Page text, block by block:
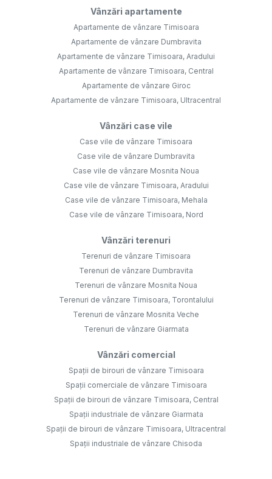
Vânzări apartamente
Apartamente de vânzare Timisoara
Apartamente de vânzare Dumbravita
Apartamente de vânzare Timisoara, Aradului
Apartamente de vânzare Timisoara, Central
Apartamente de vânzare Giroc
Apartamente de vânzare Timisoara, Ultracentral
Vânzări case vile
Case vile de vânzare Timisoara
Case vile de vânzare Dumbravita
Case vile de vânzare Mosnita Noua
Case vile de vânzare Timisoara, Aradului
Case vile de vânzare Timisoara, Mehala
Case vile de vânzare Timisoara, Nord
Vânzări terenuri
Terenuri de vânzare Timisoara
Terenuri de vânzare Dumbravita
Terenuri de vânzare Mosnita Noua
Terenuri de vânzare Timisoara, Torontalului
Terenuri de vânzare Mosnita Veche
Terenuri de vânzare Giarmata
Vânzări comercial
Spații de birouri de vânzare Timisoara
Spații comerciale de vânzare Timisoara
Spații de birouri de vânzare Timisoara, Central
Spații industriale de vânzare Giarmata
Spații de birouri de vânzare Timisoara, Ultracentral
Spații industriale de vânzare Chisoda